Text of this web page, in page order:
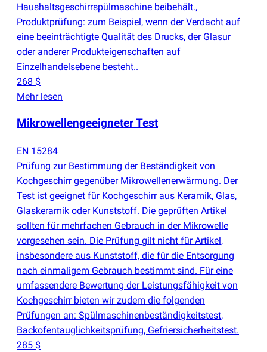
Haushaltsgeschirrspülmaschine beibehält.,
Produktprüfung: zum Beispiel, wenn der Verdacht auf
eine beeinträchtigte Qualität des Drucks, der Glasur
oder anderer Produkteigenschaften auf
Einzelhandelsebene besteht..
268 $
Mehr lesen
Mikrowellengeeigneter Test
EN 15284
Prüfung zur Bestimmung der Beständigkeit von
Kochgeschirr gegenüber Mikrowellenerwärmung. Der
Test ist geeignet für Kochgeschirr aus Keramik, Glas,
Glaskeramik oder Kunststoff. Die geprüften Artikel
sollten für mehrfachen Gebrauch in der Mikrowelle
vorgesehen sein. Die Prüfung gilt nicht für Artikel,
insbesondere aus Kunststoff, die für die Entsorgung
nach einmaligem Gebrauch bestimmt sind. Für eine
umfassendere Bewertung der Leistungsfähigkeit von
Kochgeschirr bieten wir zudem die folgenden
Prüfungen an: Spülmaschinenbeständigkeitstest,
Backofentauglichkeitsprüfung, Gefriersicherheitstest.
285 $